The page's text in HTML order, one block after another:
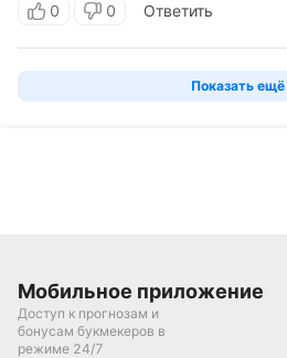
0 0 Ответить
Показать ещё
Мобильное приложение
Доступ к прогнозам и
бонусам букмекеров в
режиме 24/7